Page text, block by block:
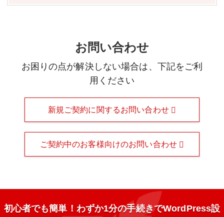
お問い合わせ
お困りの点が解決しない場合は、下記をご利
用ください
新規ご契約に関するお問い合わせ
ご契約中のお客様向けのお問い合わせ
初心者でも簡単！わずか1分の手続きでWordPress設